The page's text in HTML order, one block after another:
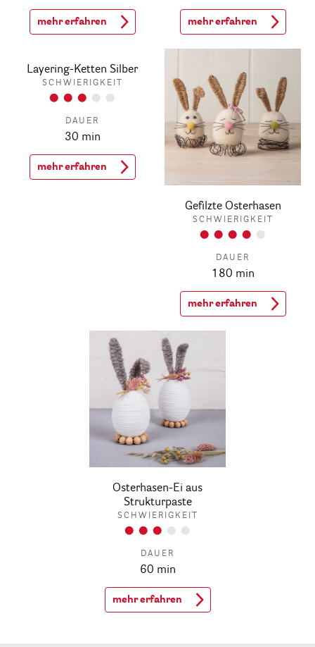
mehr erfahren mehr erfahren
Layering-Ketten Silber
SCHWIERIGKEIT
DAUER
30 min
mehr erfahren
Gefilzte Osterhasen
SCHWIERIGKEIT
DAUER
180 min
mehr erfahren
Osterhasen-Ei aus
Strukturpaste
SCHWIERIGKEIT
DAUER
60 min
mehr erfahren